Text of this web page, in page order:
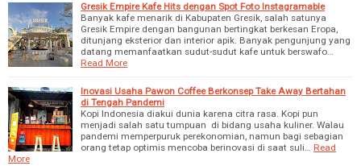
Gresik Empire Kafe Hits dengan Spot Foto Instagramable
Banyak kafe menarik di Kabupaten Gresik, salah satunya
Gresik Empire dengan bangunan bertingkat berkesan Eropa,
ditunjang eksterior dan interior apik. Banyak pengunjung yang
datang memanfaatkan sudut-sudut kafe untuk berswafo…
Read More
Inovasi Usaha Pawon Coffee Berkonsep Take Away Bertahan
di Tengah Pandemi
Kopi Indonesia diakui dunia karena citra rasa. Kopi pun
menjadi salah satu tumpuan di bidang usaha kuliner. Walau
pandemi memperpuruk perekonomian, namun bagi sebagian
orang tetap optimis mencoba berinovasi di saat suli… Read
More